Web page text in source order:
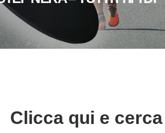
Clicca qui e